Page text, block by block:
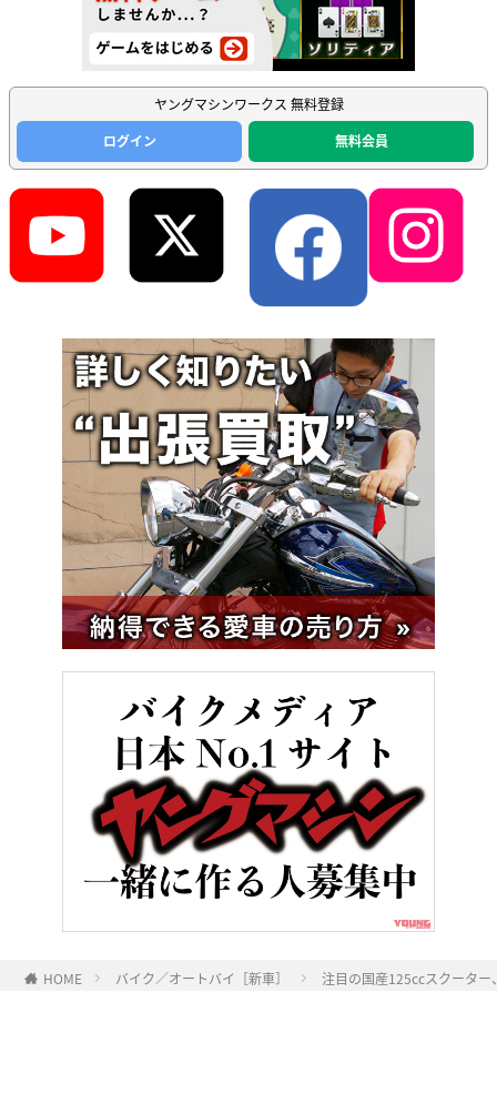
ヤングマシンワークス 無料登録
ログイン
無料会員
HOME バイク／オートバイ［新車］ 注目の国産125ccスクータ